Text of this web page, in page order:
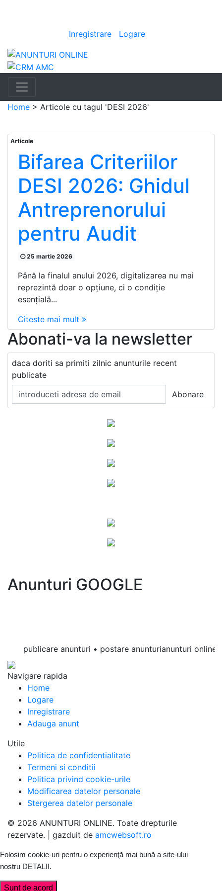
Inregistrare Logare
Home > Articole cu tagul 'DESI 2026'
Articole
Bifarea Criteriilor
DESI 2026: Ghidul
Antreprenorului
pentru Audit
25 martie 2026
Până la finalul anului 2026, digitalizarea nu mai
reprezintă doar o opțiune, ci o condiție
esențială...
Citeste mai mult
Abonati-va la newsletter
daca doriti sa primiti zilnic anunturile recent
publicate
Anunturi GOOGLE
publicare anunturi • postare anunturianunturi
Navigare rapida
Home
Logare
Inregistrare
Adauga anunt
Utile
Politica de confidentialitate
Termeni si conditii
Politica privind cookie-urile
Modificarea datelor personale
Stergerea datelor personale
© 2026 ANUNTURI ONLINE. Toate drepturile
rezervate. | gazduit de amcwebsoft.ro
Folosim cookie-uri pentru o experienţă mai bună a site-ului
nostru DETALII .
Sunt de acord